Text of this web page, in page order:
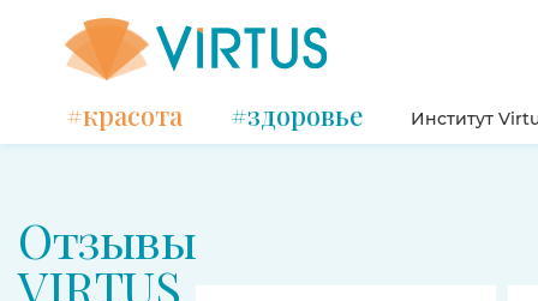
#красота #здоровье Институт
Отзывы
VIRTUS